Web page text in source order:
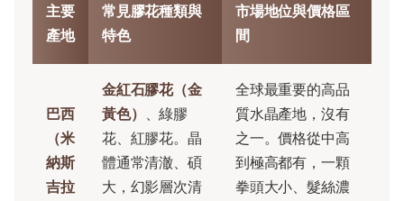
主要
產地
常見膠花種類與
特色
市場地位與價格區
間
巴西
（米
納斯
吉拉
金紅石膠花（金
黃色） 、綠膠
花、紅膠花。晶
體通常清澈、碩
大，幻影層次清
全球最重要的高品
質水晶產地，沒有
之一。價格從中高
到極高都有，一顆
拳頭大小、髮絲濃